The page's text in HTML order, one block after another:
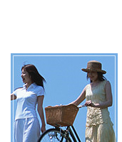
目は見ること、耳
霧のかかった歯科
らいいね！
インプラントをは
下の歯がなくなっ
高齢者にインプラ
インプラントの耐
他院で失敗したイ
やり直した例